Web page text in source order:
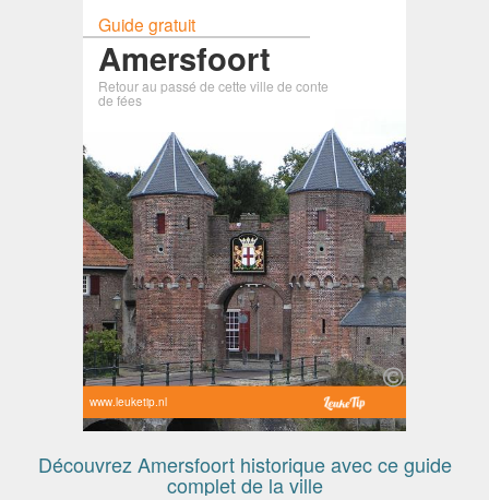
Guide gratuit
Amersfoort
Retour au passé de cette ville de conte
de fées
www.leuketip.nl
Découvrez Amersfoort historique avec ce guide
complet de la ville